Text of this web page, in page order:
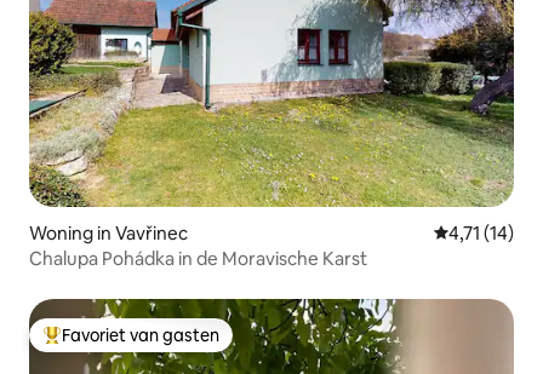
Woning in Vavřinec Gemiddelde
4,71 (14)
Chalupa Pohádka in de Moravische Karst
Topfavoriet van gasten
Favoriet van gasten